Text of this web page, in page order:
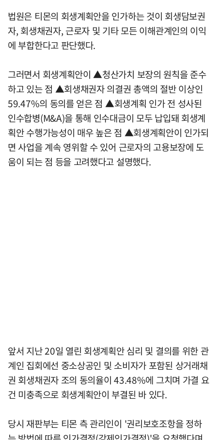
법원은 티몬의 회생계획안을 인가하는 것이 회생담보권
자, 회생채권자, 근로자 및 기타 모든 이해관계인의 이익
에 부합한다고 판단했다.
그러면서 회생계획안이 ▲청산가치 보장의 원칙을 준수
하고 있는 점 ▲회생채권자 의결권 총액의 절반 이상인
59.47%의 동의를 얻은 점 ▲회생계획 인가 전 성사된
인수합병(M&A)을 통해 인수대금이 모두 납입돼 회생계
획안 수행가능성이 매우 높은 점 ▲회생계획안이 인가되
면 사업을 계속 영위할 수 있어 근로자의 고용보장에 도
움이 되는 점 등을 고려했다고 설명했다.
앞서 지난 20일 열린 회생계획안 심리 및 결의를 위한 관
계인 집회에선 중소상공인 및 소비자가 포함된 상거래채
권 회생채권자 조의 동의율이 43.48%에 그치며 가결 요
건 미충족으로 회생계획안이 부결된 바 있다.
당시 재판부는 티몬 측 관리인이 '권리보호조항을 정하